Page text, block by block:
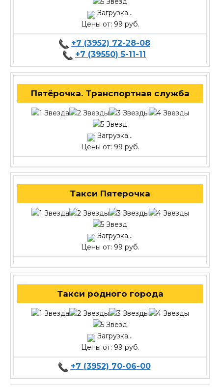
Загрузка...
Цены от: 99 руб.
+7 (3952) 72-28-08
+7 (39550) 5-11-11
Пятёрочка. Транспортная служба
Загрузка...
Цены от: 99 руб.
Такси Пятерочка
Загрузка...
Цены от: 99 руб.
Такси родного города
Загрузка...
Цены от: 99 руб.
+7 (3952) 70-06-00